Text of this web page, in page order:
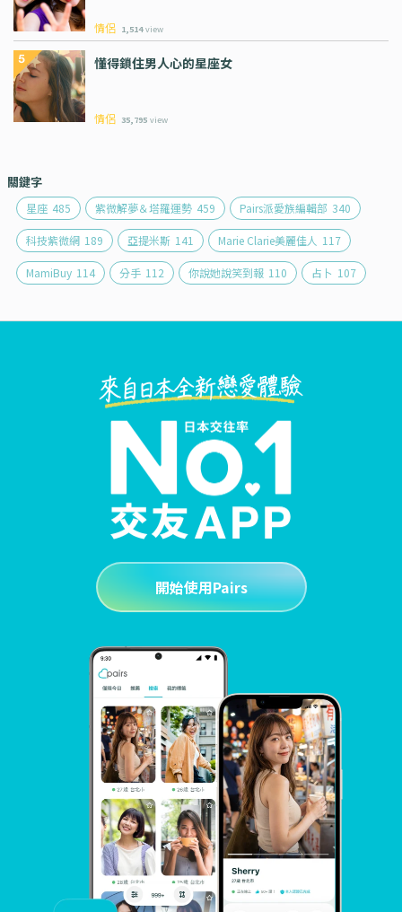
情侶 1,514 view
懂得鎖住男人心的星座女
情侶 35,795 view
關鍵字
星座 485 紫微解夢＆塔羅運勢 459 Pairs派愛族編輯部 340
科技紫微網 189 亞提米斯 141 Marie Clarie美麗佳人 117
MamiBuy 114 分手 112 你說她說笑到報 110 占卜 107
開始使用Pairs